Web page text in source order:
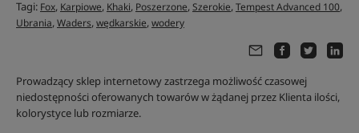
Tagi: Fox, Karpiowe, Khaki, Poszerzone,Szerokie,Tempest Advanced 100,
Ubrania,Waders,wędkarskie,wodery
Prowadzący sklep internetowy zastrzega możliwość czasowej
niedostępności oferowanych towarów w żądanej przez Klienta ilości,
kolorystyce lub rozmiarze.